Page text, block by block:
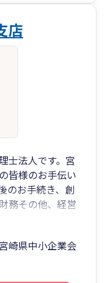
店
士法人です。宮
皆様のお手伝い
のお手続き、創
務その他、経営
トいたします。
崎県中小企業会